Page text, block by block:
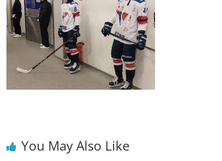
You May Also Like